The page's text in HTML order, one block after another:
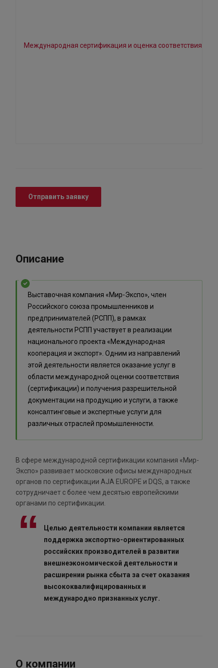
Отправить заявку
Описание
Выставочная компания «Мир-Экспо», член
Российского союза промышленников и
предпринимателей (РСПП), в рамках
деятельности РСПП участвует в реализации
национального проекта «Международная
кооперация и экспорт». Одним из направлений
этой деятельности является оказание услуг в
области международной оценки соответствия
(сертификации) и получения разрешительной
документации на продукцию и услуги, а также
консалтинговые и экспертные услуги для
различных отраслей промышленности.
В сфере международной сертификации компания «Мир-
Экспо» развивает московские офисы международных
органов по сертификации AJA EUROPE и DQS, а также
сотрудничает с более чем десятью европейскими
органами по сертификации.
Целью деятельности компании является
поддержка экспортно-ориентированных
российских производителей в развитии
внешнеэкономической деятельности и
расширении рынка сбыта за счет оказания
высококвалифицированных и
международно признанных услуг.
О компании